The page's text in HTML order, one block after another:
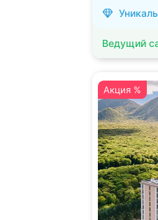
Ведущий
Акция %